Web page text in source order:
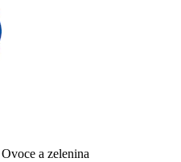
Ovoce a zelenina